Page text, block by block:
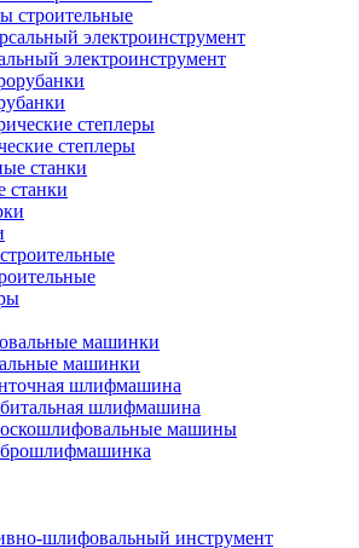
строительные
электроинструмент
степлеры
станки
машинки
шлифмашина
шлифмашина
машины